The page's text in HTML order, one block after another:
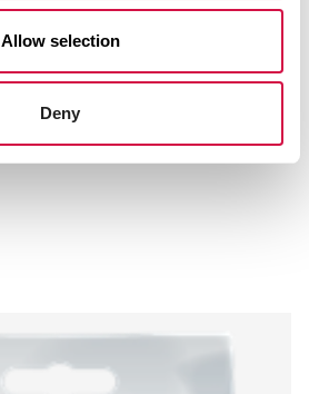
Allow selection
Deny